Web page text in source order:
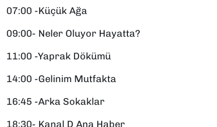
07:00 -Küçük Ağa
09:00- Neler Oluyor Hayatta?
11:00 -Yaprak Dökümü
14:00 -Gelinim Mutfakta
16:45 -Arka Sokaklar
18:30- Kanal D Ana Haber